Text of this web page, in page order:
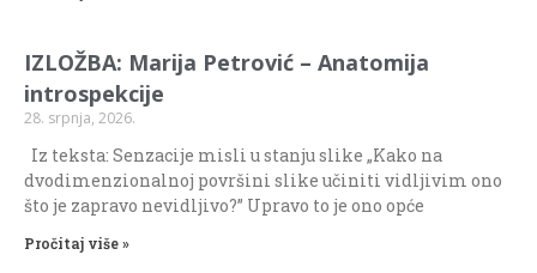
IZLOŽBA: Marija Petrović – Anatomija
introspekcije
28. srpnja, 2026.
Iz teksta: Senzacije misli u stanju slike „Kako na
dvodimenzionalnoj površini slike učiniti vidljivim ono
što je zapravo nevidljivo?” Upravo to je ono opće
Pročitaj više »